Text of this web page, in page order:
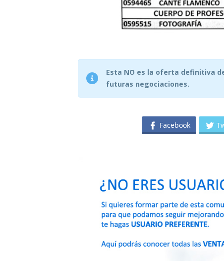
Esta NO es la oferta definitiva
futuras negociaciones.
Facebook